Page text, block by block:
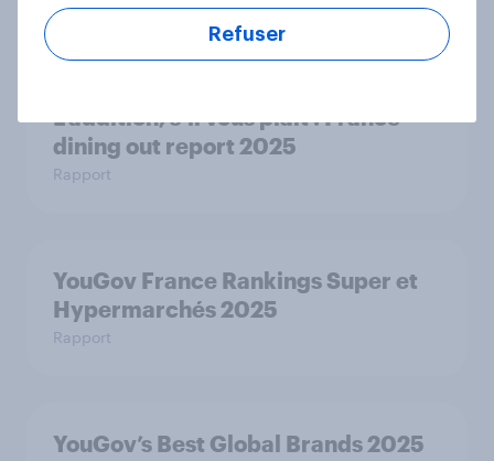
Article
L’addition, s’il vous plaît : France
dining out report 2025​
Rapport
YouGov France Rankings Super et
Hypermarchés 2025
Rapport
YouGov’s Best Global Brands 2025
Refuser